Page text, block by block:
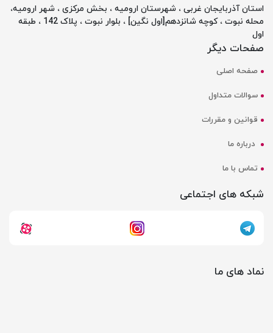
استان آذربایجان غربی ، شهرستان ارومیه ، بخش مرکزی ، شهر ارومیه،
محله نبوت ، کوچه شانزدهم[اول نگین] ، بلوار نبوت ، پلاک 142 ، طبقه
اول
صفحات دیگر
صفحه اصلی
سوالات متداول
قوانین و مقررات
درباره ما
تماس با ما
شبکه های اجتماعی
نماد های ما